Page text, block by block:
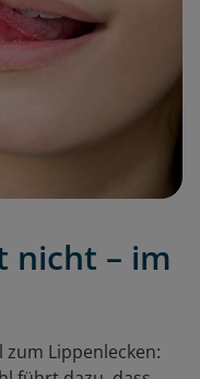
nicht – im
Lippenlecken: